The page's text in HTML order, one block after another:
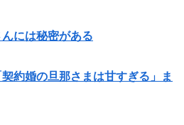
んには秘密がある
約婚の旦那さまは甘すぎる」ま